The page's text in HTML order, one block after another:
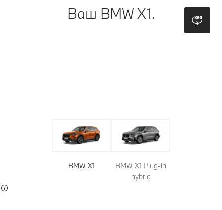
Ваш BMW X1.
BMW X1
BMW X1 Plug-in
hybrid